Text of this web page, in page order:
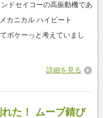
ドセイコーの高振動機であ
カニカル ハイビート
ボケーっと考えていまし
詳細を見る
た！ ムーブ錆び